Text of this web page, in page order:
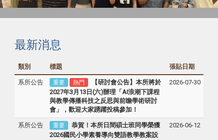
最新消息
類別 標題 張貼日期
系所公告 重要 熱門
【研討會公告】本所將於
2027年3月13日(六)辦理「AI浪潮下課程
與教學傳播科技之反思與前瞻學術研討
會」，歡迎大家踴躍投稿參加！
2026-07-30
系所公告 重要
恭賀！本所日間碩士班同學榮獲
2026國民小學素養導向雙語教學教案設
2026-06-12